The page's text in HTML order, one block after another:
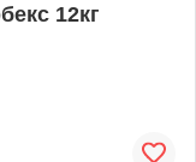
12кг